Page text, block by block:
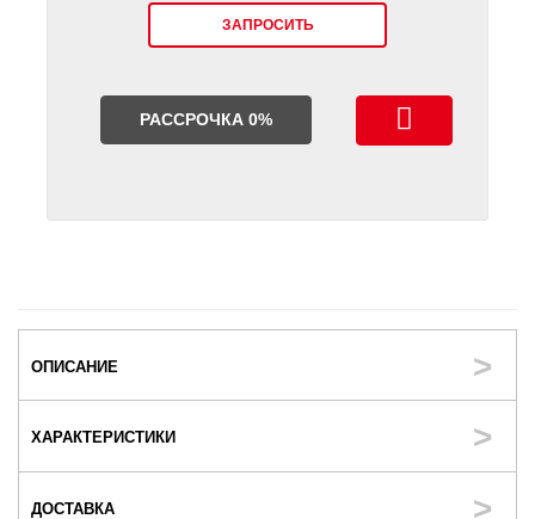
ЗАПРОСИТЬ
РАССРОЧКА 0%
ОПИСАНИЕ
ХАРАКТЕРИСТИКИ
ДОСТАВКА